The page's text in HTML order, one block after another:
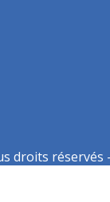
droits réservés